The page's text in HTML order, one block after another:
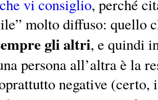
vi consiglio, perché
molto diffuso: quello
gli altri, e quindi
persona all’altra è la
negative